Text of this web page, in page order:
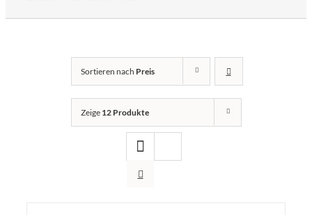
Sortieren nach Preis
Zeige 12 Produkte